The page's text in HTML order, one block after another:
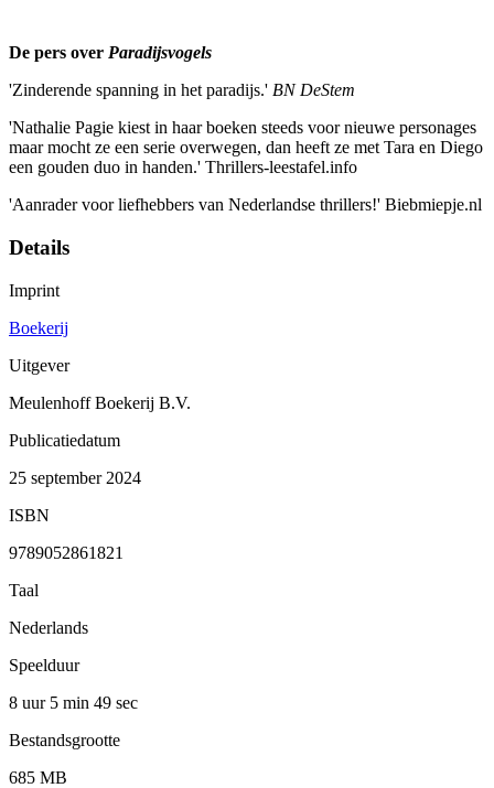
De pers over Paradijsvogels
'Zinderende spanning in het paradijs.' BN DeStem
'Nathalie Pagie kiest in haar boeken steeds voor nieuwe personages
maar mocht ze een serie overwegen, dan heeft ze met Tara en Diego
een gouden duo in handen.' Thrillers-leestafel.info
'Aanrader voor liefhebbers van Nederlandse thrillers!' Biebmiepje.nl
Details
Imprint
Boekerij
Uitgever
Meulenhoff Boekerij B.V.
Publicatiedatum
25 september 2024
ISBN
9789052861821
Taal
Nederlands
Speelduur
8 uur 5 min 49 sec
Bestandsgrootte
685 MB